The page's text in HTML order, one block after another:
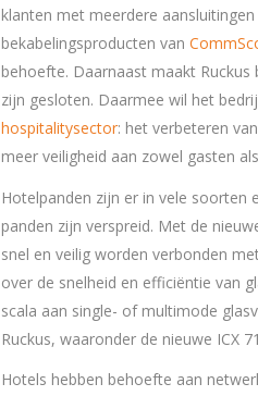
klanten met meerdere
bekabelingsproducten van
behoefte. Daarnaast maakt
zijn gesloten. Daarmee wil het
hospitalitysector: het verbeteren
meer veiligheid aan zowel gasten
Hotelpanden zijn er in vele
panden zijn verspreid. Met de
snel en veilig worden verbonden
over de snelheid en efficiëntie van
scala aan single- of multimode
Ruckus, waaronder de nieuwe ICX
Hotels hebben behoefte aan